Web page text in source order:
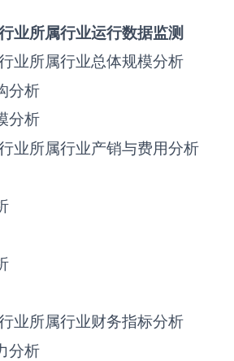
业所属行业运行数据监测
业所属行业总体规模分析
分析
分析
业所属行业产销与费用分析
业所属行业财务指标分析
分析